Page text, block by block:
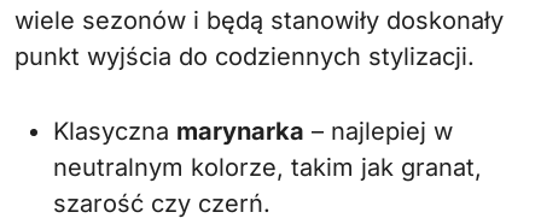
wiele sezonów i będą stanowiły doskonały
punkt wyjścia do codziennych stylizacji.
Klasyczna marynarka – najlepiej w
neutralnym kolorze, takim jak granat,
szarość czy czerń.